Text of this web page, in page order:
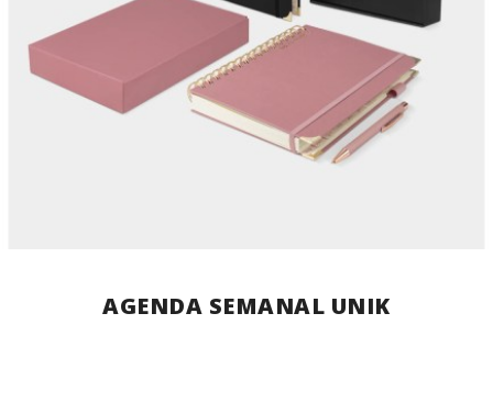
AGENDA SEMANAL UNIK